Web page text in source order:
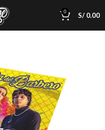
0 S/0.00